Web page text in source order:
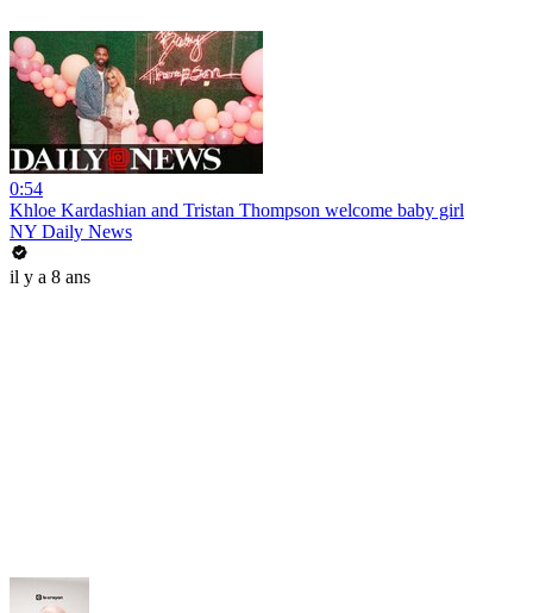
0:54
Khloe Kardashian and Tristan Thompson welcome baby girl
NY Daily News
il y a 8 ans